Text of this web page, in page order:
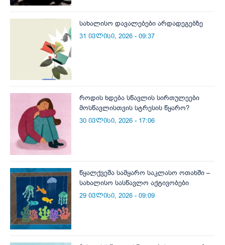
სახალისო დავალებები არდადეგებზე
31 ივლისი, 2026 - 09:37
როდის ხდება სწავლის სირთულეები
მოსწავლისთვის სტრესის წყარო?
30 ივლისი, 2026 - 17:06
წყალქვეშა სამყარო საკლასო ოთახში –
სახალისო სასწავლო აქტივობები
29 ივლისი, 2026 - 09:09